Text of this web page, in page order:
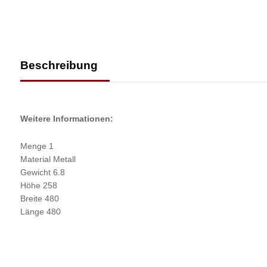
Beschreibung
Weitere Informationen:
Menge 1
Material Metall
Gewicht 6.8
Höhe 258
Breite 480
Länge 480